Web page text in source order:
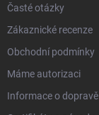
Časté otázky
Zákaznické recenze
Obchodní podmínky
Máme autorizaci
Informace o dopravě